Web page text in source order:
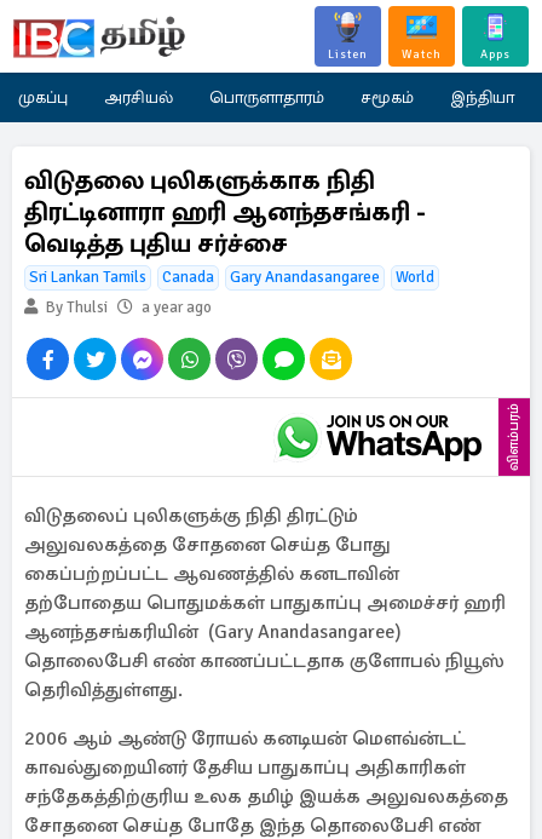
Listen Watch Apps
முகப்பு அரசியல் பொருளாதாரம் சமூகம் இந்தியா
விடுதலை புலிகளுக்காக நிதி
திரட்டினாரா ஹரி ஆனந்தசங்கரி -
வெடித்த புதிய சர்ச்சை
Sri Lankan Tamils Canada Gary Anandasangaree
World
By Thulsi
a year ago
விளம்பரம்
விடுதலைப் புலிகளுக்கு நிதி திரட்டும்
அலுவலகத்தை சோதனை செய்த போது
கைப்பற்றப்பட்ட ஆவணத்தில் கனடாவின்
தற்போதைய பொதுமக்கள் பாதுகாப்பு அமைச்சர் ஹரி
ஆனந்தசங்கரியின் (Gary Anandasangaree)
தொலைபேசி எண் காணப்பட்டதாக குளோபல் நியூஸ்
தெரிவித்துள்ளது.
2006 ஆம் ஆண்டு ரோயல் கனடியன் மௌவ்ன்டட்
காவல்துறையினர் தேசிய பாதுகாப்பு அதிகாரிகள்
சந்தேகத்திற்குரிய உலக தமிழ் இயக்க அலுவலகத்தை
சோதனை செய்த போதே இந்த தொலைபேசி எண்